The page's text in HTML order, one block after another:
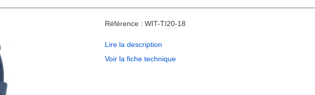
Référence : WIT-TI20-18
Lire la description
Voir la fiche technique